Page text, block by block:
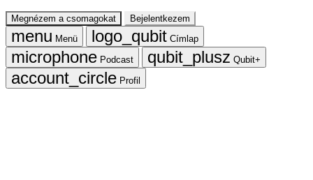
Megnézem a csomagokat
Bejelentkezem
Menü
Címlap
Podcast
Qubit+
Profil